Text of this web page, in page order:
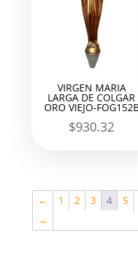
VIRGEN MARIA
LARGA DE COLGAR
ORO VIEJO-
$930.32
← 1 2 3 4 5
→